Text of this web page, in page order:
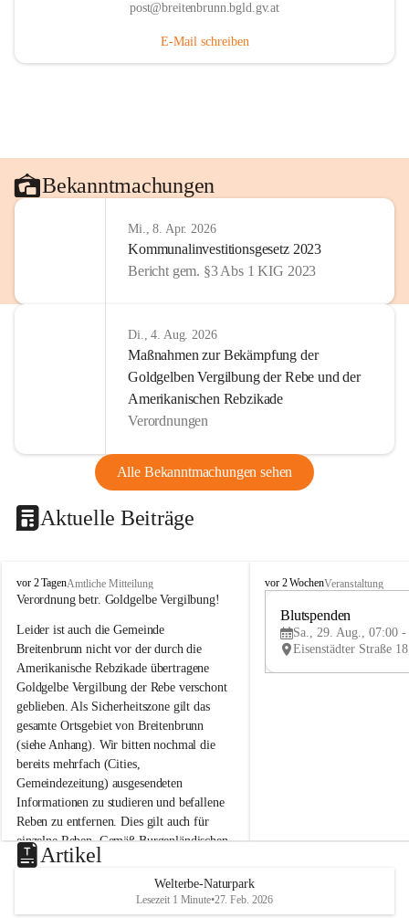
post@breitenbrunn.bgld.gv.at
E-Mail schreiben
Bekanntmachungen
Mi., 8. Apr. 2026
Kommunalinvestitionsgesetz 2023
Bericht gem. §3 Abs 1 KIG 2023
Di., 4. Aug. 2026
Maßnahmen zur Bekämpfung der
Goldgelben Vergilbung der Rebe und der
Amerikanischen Rebzikade
Verordnungen
Alle Bekanntmachungen sehen
Aktuelle Beiträge
B
r
i
t
e
n
b
r
u
n
n
a
m
N
e
u
s
d
vor 2 TagenAmtliche Mitteilung
Verordnung betr. Goldgelbe Vergilbung!
Leider ist auch die Gemeinde
Breitenbrunn nicht vor der durch die
Amerikanische Rebzikade übertragene
Goldgelbe Vergilbung der Rebe verschont
geblieben. Als Sicherheitszone gilt das
gesamte Ortsgebiet von Breitenbrunn
(siehe Anhang). Wir bitten nochmal die
bereits mehrfach (Cities,
Gemeindezeitung) ausgesendeten
Informationen zu studieren und befallene
Reben zu entfernen. Dies gilt auch für
einzelne Reben. Gemäß Burgenländischen
Weinbaugesetz sind nicht gepflegte oder
unzulässige Weingärten zu roden! Bitte
helfen wir zusammen um unsere Winzer
B
e
u
e
d
vor 2 WochenVeranstaltung
Blutspenden
Sa., 29. Aug., 07:00 -
Artikel
Welterbe-Naturpark
Lesezeit 1 Minute•27. Feb. 2026